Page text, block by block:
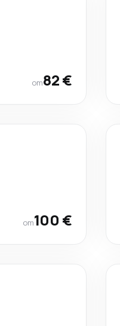
от82 €
от100 €